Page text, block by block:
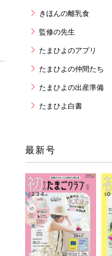
きほんの離乳食
監修の先生
たまひよのアプリ
たまひよの仲間たち
たまひよの出産準備
たまひよ白書
最新号